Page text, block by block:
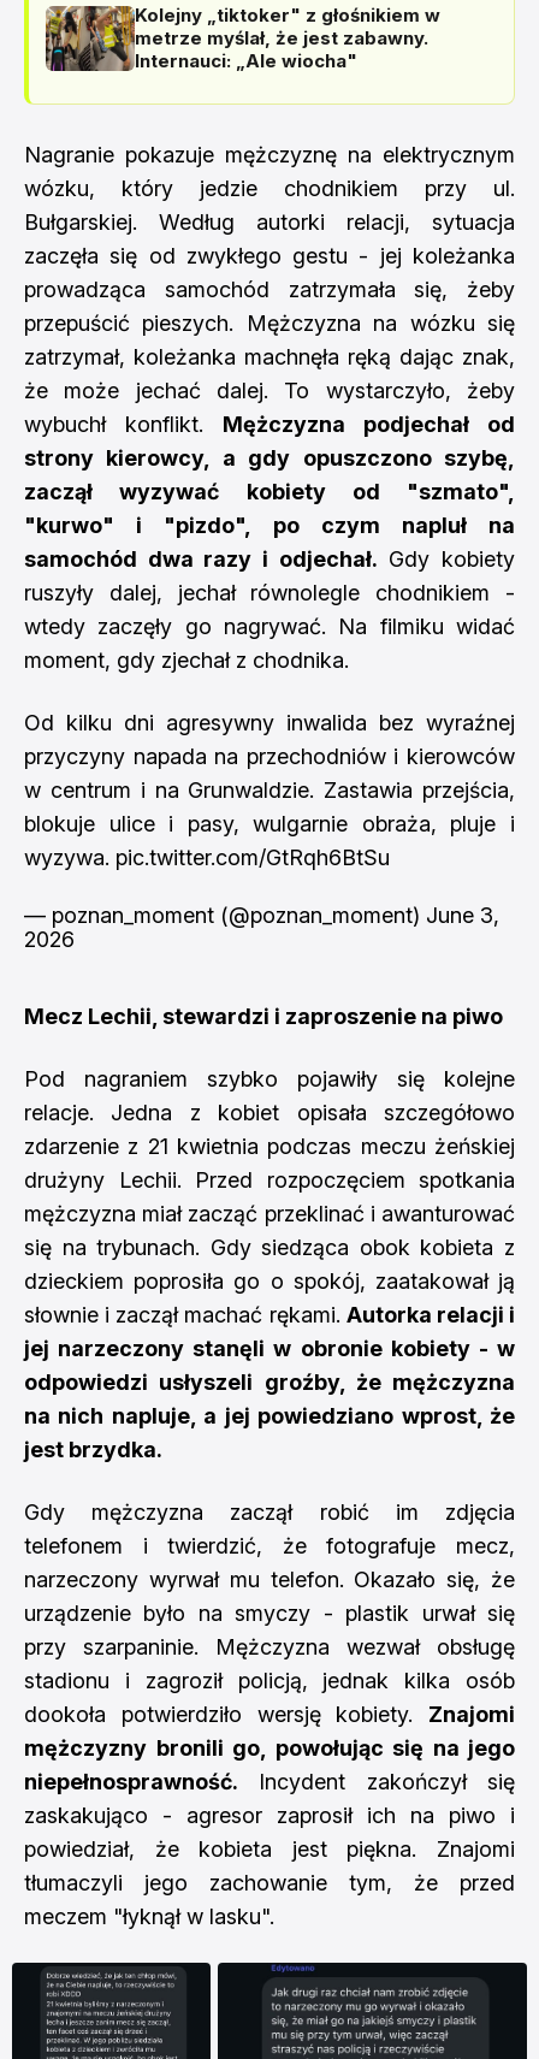
Kolejny „tiktoker" z głośnikiem w
metrze myślał, że jest zabawny.
Internauci: „Ale wiocha"
Nagranie pokazuje mężczyznę na elektrycznym
wózku, który jedzie chodnikiem przy ul.
Bułgarskiej. Według autorki relacji, sytuacja
zaczęła się od zwykłego gestu - jej koleżanka
prowadząca samochód zatrzymała się, żeby
przepuścić pieszych. Mężczyzna na wózku się
zatrzymał, koleżanka machnęła ręką dając znak,
że może jechać dalej. To wystarczyło, żeby
wybuchł konflikt. Mężczyzna podjechał od
strony kierowcy, a gdy opuszczono szybę,
zaczął wyzywać kobiety od "szmato",
"kurwo" i "pizdo", po czym napluł na
samochód dwa razy i odjechał. Gdy kobiety
ruszyły dalej, jechał równolegle chodnikiem -
wtedy zaczęły go nagrywać. Na filmiku widać
moment, gdy zjechał z chodnika.
Od kilku dni agresywny inwalida bez wyraźnej
przyczyny napada na przechodniów i kierowców
w centrum i na Grunwaldzie. Zastawia przejścia,
blokuje ulice i pasy, wulgarnie obraża, pluje i
wyzywa. pic.twitter.com/GtRqh6BtSu
— poznan_moment (@poznan_moment) June 3,
2026
Mecz Lechii, stewardzi i zaproszenie na piwo
Pod nagraniem szybko pojawiły się kolejne
relacje. Jedna z kobiet opisała szczegółowo
zdarzenie z 21 kwietnia podczas meczu żeńskiej
drużyny Lechii. Przed rozpoczęciem spotkania
mężczyzna miał zacząć przeklinać i awanturować
się na trybunach. Gdy siedząca obok kobieta z
dzieckiem poprosiła go o spokój, zaatakował ją
słownie i zaczął machać rękami. Autorka relacji i
jej narzeczony stanęli w obronie kobiety - w
odpowiedzi usłyszeli groźby, że mężczyzna
na nich napluje, a jej powiedziano wprost, że
jest brzydka.
Gdy mężczyzna zaczął robić im zdjęcia
telefonem i twierdzić, że fotografuje mecz,
narzeczony wyrwał mu telefon. Okazało się, że
urządzenie było na smyczy - plastik urwał się
przy szarpaninie. Mężczyzna wezwał obsługę
stadionu i zagroził policją, jednak kilka osób
dookoła potwierdziło wersję kobiety. Znajomi
mężczyzny bronili go, powołując się na jego
niepełnosprawność. Incydent zakończył się
zaskakująco - agresor zaprosił ich na piwo i
powiedział, że kobieta jest piękna. Znajomi
tłumaczyli jego zachowanie tym, że przed
meczem "łyknął w lasku".